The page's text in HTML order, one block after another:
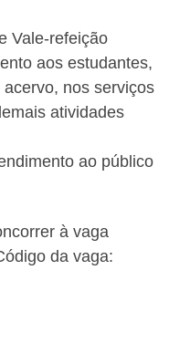
Vale-refeição
aos estudantes,
nos serviços
atividades
ao público
à vaga
da vaga: